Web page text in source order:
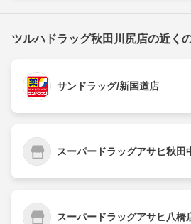
ツルハドラッグ秋田川尻店の近く
サンドラッグ/新国道店
スーパードラッグアサヒ秋田
スーパードラッグアサヒ八橋